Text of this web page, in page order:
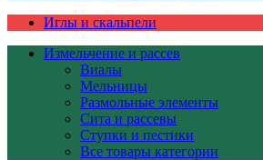
Иглы и скальпели
Измельчение и рассев
Виалы
Мельницы
Размольные элементы
Сита и рассевы
Ступки и пестики
Все товары категории